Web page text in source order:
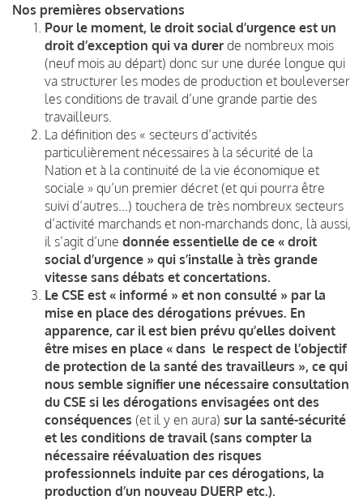
Nos premières observations
Pour le moment, le droit social d’urgence est un
droit d’exception qui va durer de nombreux mois
(neuf mois au départ) donc sur une durée longue qui
va structurer les modes de production et bouleverser
les conditions de travail d’une grande partie des
travailleurs.
La définition des « secteurs d’activités
particulièrement nécessaires à la sécurité de la
Nation et à la continuité de la vie économique et
sociale » qu’un premier décret (et qui pourra être
suivi d’autres…) touchera de très nombreux secteurs
d’activité marchands et non-marchands donc, là aussi,
il s’agit d’une donnée essentielle de ce « droit
social d’urgence » qui s’installe à très grande
vitesse sans débats et concertations.
Le CSE est « informé » et non consulté » par la
mise en place des dérogations prévues. En
apparence, car il est bien prévu qu’elles doivent
être mises en place « dans le respect de l’objectif
de protection de la santé des travailleurs », ce qui
nous semble signifier une nécessaire consultation
du CSE si les dérogations envisagées ont des
conséquences (et il y en aura) sur la santé-sécurité
et les conditions de travail (sans compter la
nécessaire réévaluation des risques
professionnels induite par ces dérogations, la
production d’un nouveau DUERP etc.).